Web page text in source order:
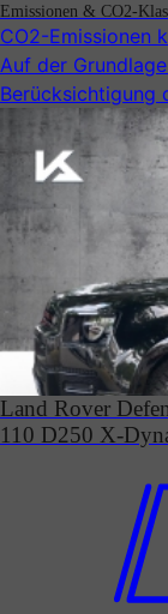
Emissionen & CO2-
CO2-Emissionen
Auf der
Be­rück­sicht­ig­ung
Land Rover
110 D250 X-